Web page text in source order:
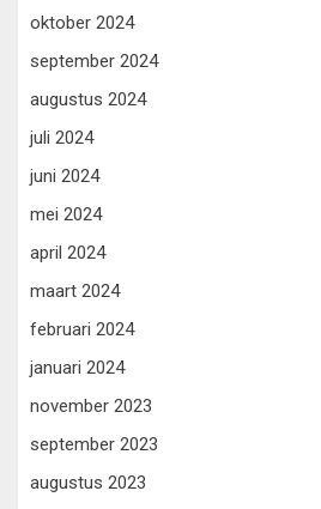
oktober 2024
september 2024
augustus 2024
juli 2024
juni 2024
mei 2024
april 2024
maart 2024
februari 2024
januari 2024
november 2023
september 2023
augustus 2023